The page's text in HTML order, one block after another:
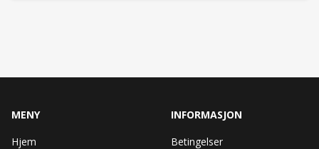
MENY
Hjem
INFORMASJON
Betingelser